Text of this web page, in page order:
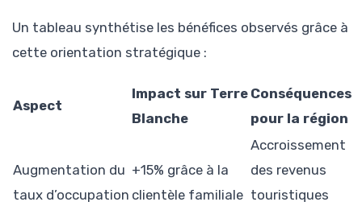
Un tableau synthétise les bénéfices observés grâce à
cette orientation stratégique :
Aspect
Impact sur Terre
Blanche
Conséquences
pour la région
Augmentation du
taux d’occupation
+15% grâce à la
clientèle familiale
Accroissement
des revenus
touristiques